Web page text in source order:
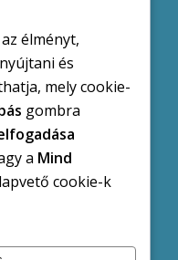
élményt,
és
mely cookie-
gombra
a Mind
cookie-k